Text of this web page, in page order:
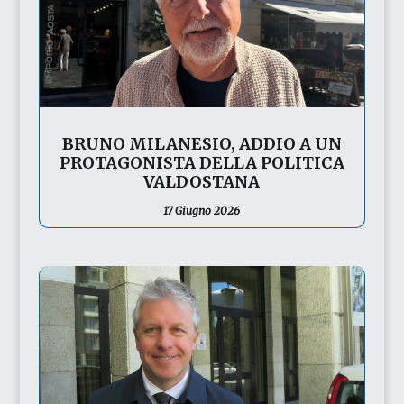
BRUNO MILANESIO, ADDIO A UN
PROTAGONISTA DELLA POLITICA
VALDOSTANA
17 Giugno 2026